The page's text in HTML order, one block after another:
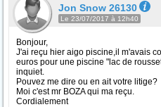
Jon Snow 26130
Le 23/07/2017 à 12h40
Bonjour,
J'ai reçu hier aigo piscine,il m'avais
euros pour une piscine "lac de
inquiet.
Pouvez me dire ou en ait votre litige?
Moi c'est mr BOZA qui ma reçu.
Cordialement